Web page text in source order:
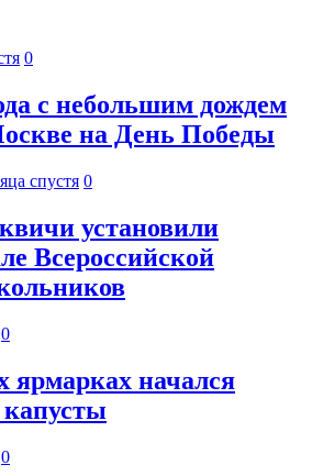
0
с небольшим дождем
на День Победы
спустя 0
установили
Всероссийской
0
ярмарках начался
капусты
0